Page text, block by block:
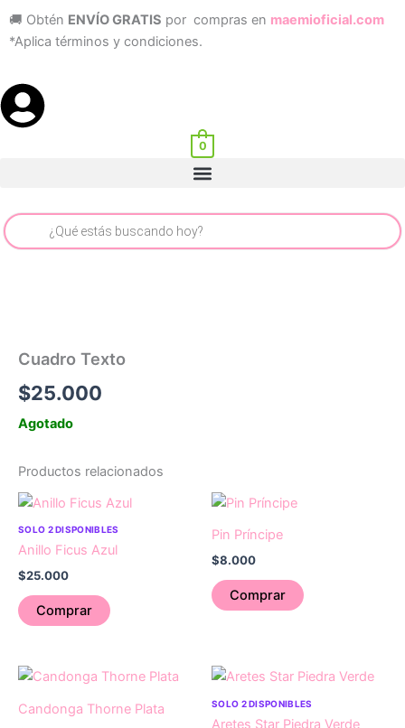
contenido
🚚 Obtén ENVÍO GRATIS por compras en maemioficial.com
*Aplica términos y condiciones.
0
Menu
Búsqueda
de
productos
Cuadro Texto
$25.000
Agotado
Productos relacionados
SOLO 2 DISPONIBLES
Anillo Ficus Azul
$25.000
Comprar
Pin Príncipe
$8.000
Comprar
Candonga Thorne Plata SOLO 2 DISPONIBLES
Aretes Star Piedra Verde